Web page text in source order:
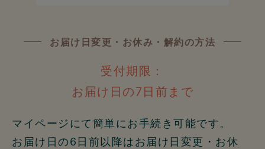
お届け日変更・お休み・解約の方法
受付期限：
お届け日の7日前まで
マイページにて簡単にお手続き可能です。
お届け日の6日前以降はお届け日変更・お休